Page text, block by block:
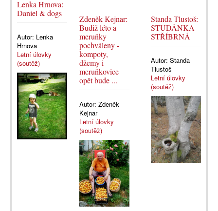
Lenka Hrnova:
Daniel & dogs
Autor: Lenka
Hrnova
Letní úlovky
(soutěž)
Zdeněk Kejnar:
Budiž léto a
meruňky
pochváleny -
kompoty,
džemy i
meruňkovice
opět bude ...
Autor:Zdeněk
Kejnar
Letní úlovky
(soutěž)
Standa Tlustoš:
STUDÁNKA
STŘÍBRNÁ
Autor:Standa
Tlustoš
Letní úlovky
(soutěž)